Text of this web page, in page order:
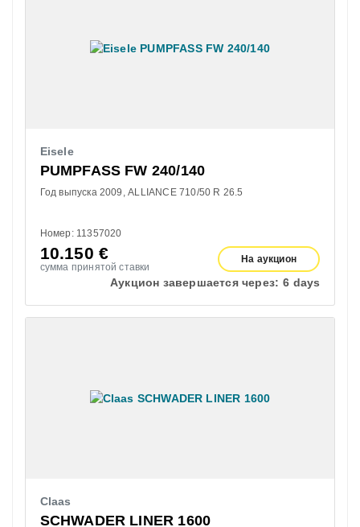
Eisele
PUMPFASS FW 240/140
Год выпуска 2009 ALLIANCE 710/50 R 26.5
Номер: 11357020
10.150 €
сумма принятой ставки
На аукцион
Аукцион завершается через: 6 days
Claas
SCHWADER LINER 1600